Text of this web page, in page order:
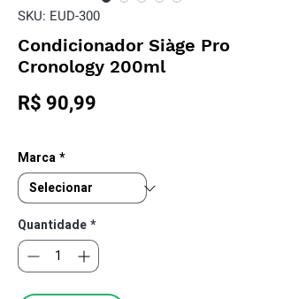
SKU: EUD-300
Condicionador Siàge Pro
Cronology 200ml
R$ 90,99
Marca*
Quantidade*